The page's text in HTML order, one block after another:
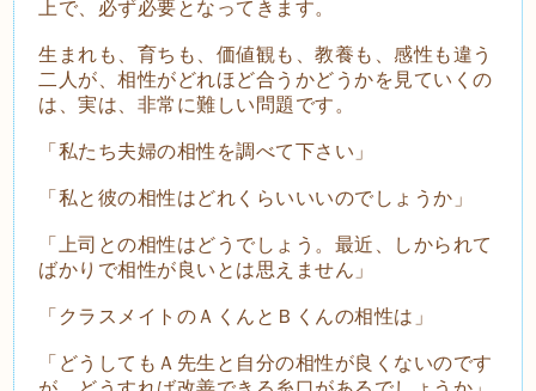
上で、必ず必要となってきます。
生まれも、育ちも、価値観も、教養も、感性も違う
二人が、相性がどれほど合うかどうかを見ていくの
は、実は、非常に難しい問題です。
「私たち夫婦の相性を調べて下さい」
「私と彼の相性はどれくらいいいのでしょうか」
「上司との相性はどうでしょう。最近、しかられて
ばかりで相性が良いとは思えません」
「クラスメイトのＡくんとＢくんの相性は」
「どうしてもＡ先生と自分の相性が良くないのです